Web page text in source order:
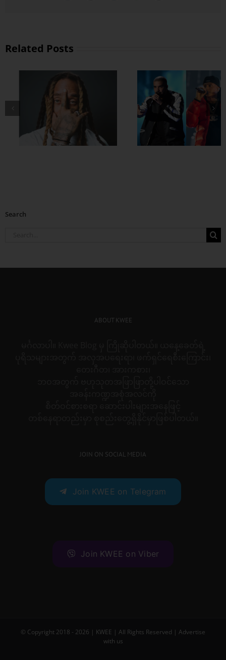
Related Posts
Drake နဲ့ Central
Cee တို့ ပေါင်းဖြုတ်
ထားတဲ့ Which One
Search
ABOUT KWEE
JOIN ON SOCIAL MEDIA
Join KWEE on Telegram
Join KWEE on Viber
© Copyright 2018 - 2026 | KWEE | All Rights Reserved | Advertise
with us